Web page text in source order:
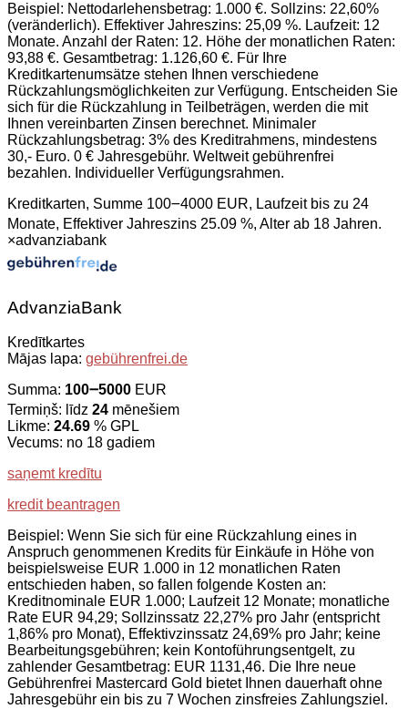
Beispiel: Nettodarlehensbetrag: 1.000 €. Sollzins: 22,60%
(veränderlich). Effektiver Jahreszins: 25,09 %. Laufzeit: 12
Monate. Anzahl der Raten: 12. Höhe der monatlichen Raten:
93,88 €. Gesamtbetrag: 1.126,60 €. Für Ihre
Kreditkartenumsätze stehen Ihnen verschiedene
Rückzahlungsmöglichkeiten zur Verfügung. Entscheiden Sie
sich für die Rückzahlung in Teilbeträgen, werden die mit
Ihnen vereinbarten Zinsen berechnet. Minimaler
Rückzahlungsbetrag: 3% des Kreditrahmens, mindestens
30,- Euro. 0 € Jahresgebühr. Weltweit gebührenfrei
bezahlen. Individueller Verfügungsrahmen.
Kreditkarten, Summe 100౼4000 EUR, Laufzeit bis zu 24
Monate, Effektiver Jahreszins 25.09 %, Alter ab 18 Jahren.
×advanziabank
AdvanziaBank
Kredītkartes
Mājas lapa: gebührenfrei.de
Summa: 100౼5000 EUR
Termiņš: līdz 24 mēnešiem
Likme: 24.69 % GPL
Vecums: no 18 gadiem
saņemt kredītu
kredit beantragen
Beispiel: Wenn Sie sich für eine Rückzahlung eines in
Anspruch genommenen Kredits für Einkäufe in Höhe von
beispielsweise EUR 1.000 in 12 monatlichen Raten
entschieden haben, so fallen folgende Kosten an:
Kreditnominale EUR 1.000; Laufzeit 12 Monate; monatliche
Rate EUR 94,29; Sollzinssatz 22,27% pro Jahr (entspricht
1,86% pro Monat), Effektivzinssatz 24,69% pro Jahr; keine
Bearbeitungsgebühren; kein Kontoführungsentgelt, zu
zahlender Gesamtbetrag: EUR 1131,46. Die Ihre neue
Gebührenfrei Mastercard Gold bietet Ihnen dauerhaft ohne
Jahresgebühr ein bis zu 7 Wochen zinsfreies Zahlungsziel.